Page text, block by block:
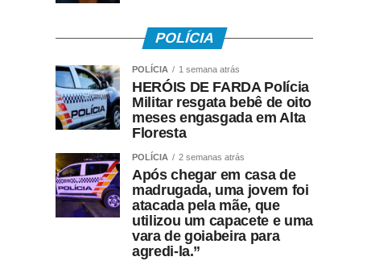
POLÍCIA
POLÍCIA 1 semana atrás
HERÓIS DE FARDA Polícia
Militar resgata bebê de oito
meses engasgada em Alta
Floresta
POLÍCIA 2 semanas atrás
Após chegar em casa de
madrugada, uma jovem foi
atacada pela mãe, que
utilizou um capacete e uma
vara de goiabeira para
agredi-la.”